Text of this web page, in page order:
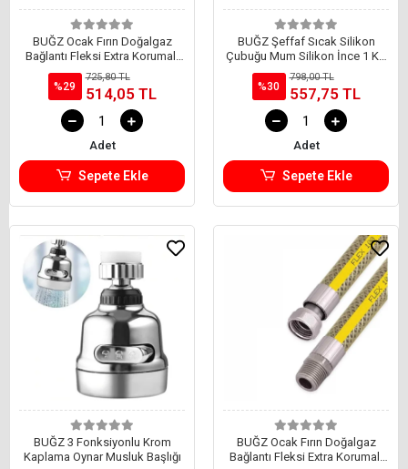
BUĞZ Ocak Fırın Doğalgaz
Bağlantı Fleksi Extra Korumalı
Hortum 0.50 Cm
%29
725,80 TL
514,05 TL
Adet
Sepete Ekle
BUĞZ Şeffaf Sıcak Silikon
Çubuğu Mum Silikon İnce 1 Kg
30 Cm
%30
798,00 TL
557,75 TL
Adet
Sepete Ekle
BUĞZ 3 Fonksiyonlu Krom
Kaplama Oynar Musluk Başlığı
BUĞZ Ocak Fırın Doğalgaz
Bağlantı Fleksi Extra Korumalı